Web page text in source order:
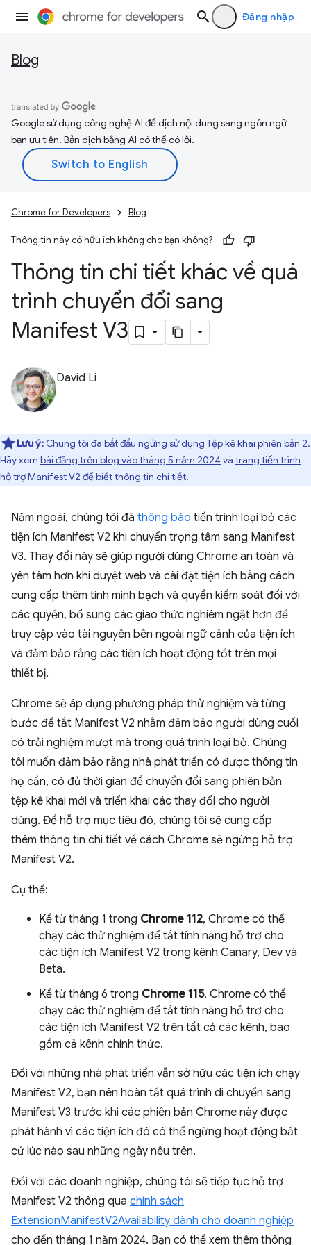
Đăng nhập
Blog
Google sử dụng công nghệ AI để dịch nội dung sang ngôn ngữ
bạn ưu tiên. Bản dịch bằng AI có thể có lỗi.
Chrome for Developers Blog
Thông tin này có hữu ích không cho bạn không?
Thông tin chi tiết khác về quá
trình chuyển đổi sang
Manifest V3
David Li
Lưu ý: Chúng tôi đã bắt đầu ngừng sử dụng Tệp kê khai phiên bản 2.
Hãy xem bài đăng trên blog vào tháng 5 năm 2024và trang tiến trình
hỗ trợ Manifest V2 để biết thông tin chi tiết.
Năm ngoái, chúng tôi đã thông báo tiến trình loại bỏ các
tiện ích Manifest V2 khi chuyển trọng tâm sang Manifest
V3. Thay đổi này sẽ giúp người dùng Chrome an toàn và
yên tâm hơn khi duyệt web và cài đặt tiện ích bằng cách
cung cấp thêm tính minh bạch và quyền kiểm soát đối với
các quyền, bổ sung các giao thức nghiêm ngặt hơn để
truy cập vào tài nguyên bên ngoài ngữ cảnh của tiện ích
và đảm bảo rằng các tiện ích hoạt động tốt trên mọi
thiết bị.
Chrome sẽ áp dụng phương pháp thử nghiệm và từng
bước để tắt Manifest V2 nhằm đảm bảo người dùng cuối
có trải nghiệm mượt mà trong quá trình loại bỏ. Chúng
tôi muốn đảm bảo rằng nhà phát triển có được thông tin
họ cần, có đủ thời gian để chuyển đổi sang phiên bản
tệp kê khai mới và triển khai các thay đổi cho người
dùng. Để hỗ trợ mục tiêu đó, chúng tôi sẽ cung cấp
thêm thông tin chi tiết về cách Chrome sẽ ngừng hỗ trợ
Manifest V2.
Cụ thể:
Kể từ tháng 1 trong Chrome 112, Chrome có thể
chạy các thử nghiệm để tắt tính năng hỗ trợ cho
các tiện ích Manifest V2 trong kênh Canary, Dev và
Beta.
Kể từ tháng 6 trong Chrome 115, Chrome có thể
chạy các thử nghiệm để tắt tính năng hỗ trợ cho
các tiện ích Manifest V2 trên tất cả các kênh, bao
gồm cả kênh chính thức.
Đối với những nhà phát triển vẫn sở hữu các tiện ích chạy
Manifest V2, bạn nên hoàn tất quá trình di chuyển sang
Manifest V3 trước khi các phiên bản Chrome này được
phát hành vì các tiện ích đó có thể ngừng hoạt động bất
cứ lúc nào sau những ngày nêu trên.
Đối với các doanh nghiệp, chúng tôi sẽ tiếp tục hỗ trợ
Manifest V2 thông qua chính sách
ExtensionManifestV2Availability dành cho doanh nghiệp
cho đến tháng 1 năm 2024. Bạn có thể xem thêm thông